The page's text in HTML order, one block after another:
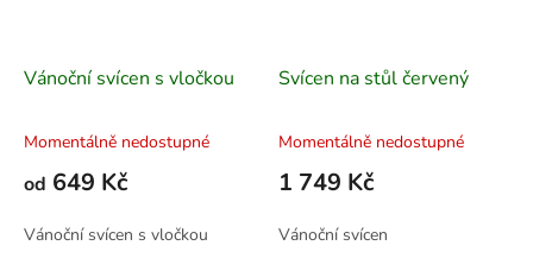
Vánoční svícen s vločkou
Momentálně nedostupné
od 649 Kč
Vánoční svícen s vločkou
Svícen na stůl červený
Momentálně nedostupné
1 749 Kč
Vánoční svícen